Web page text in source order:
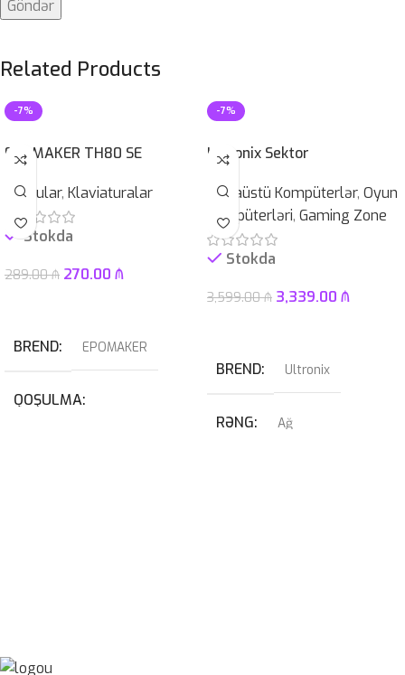
Related Products
-7%
EPOMAKER TH80 SE
Qurğular, Klaviaturalar
Stokda
289.00₼ 270.00 ₼
BREND EPOMAKER
QOŞULMA
-7%
Ultronix Sektor
Masaüstü Kompüterlər, Oyun
Kompüterləri, Gaming Zone
Stokda
3,599.00₼ 3,339.00 ₼
BREND Ultronix
RƏNG Ağ